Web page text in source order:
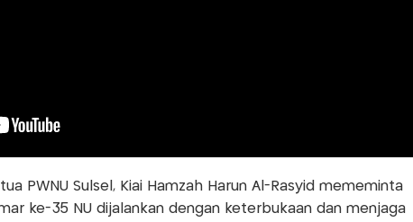
PWNU Sulsel, Kiai Hamzah Harun Al-Rasyid mememinta
ke-35 NU dijalankan dengan keterbukaan dan menjaga